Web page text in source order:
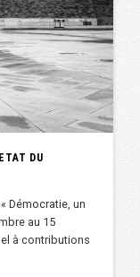
DU
Démocratie, un
au 15
à contributions